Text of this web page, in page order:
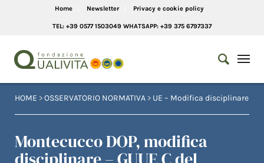
Home Newsletter Privacy e cookie policy
TEL: +39 0577 1503049 WHATSAPP: +39 375 6797337
HOME >OSSERVATORIO NORMATIVA > UE – Modifica disciplinare
Montecucco DOP, modifica